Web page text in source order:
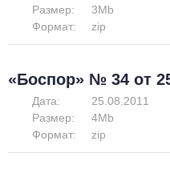
Размер:
3Mb
Формат:
zip
«Боспор» № 34 от 25
Дата:
25.08.2011
Размер:
4Mb
Формат:
zip